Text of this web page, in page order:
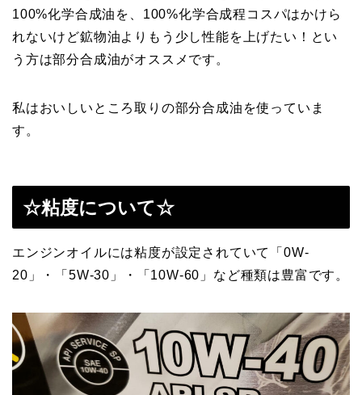
100%化学合成油を、100%化学合成程コスパはかけら
れないけど鉱物油よりもう少し性能を上げたい！とい
う方は部分合成油がオススメです。
私はおいしいところ取りの部分合成油を使っていま
す。
☆粘度について☆
エンジンオイルには粘度が設定されていて「0W-
20」・「5W-30」・「10W-60」など種類は豊富です。